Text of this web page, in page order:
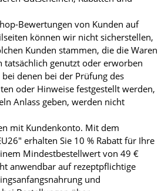
Bewertungen von Kunden auf
können wir nicht sicherstellen,
Kunden stammen, die die Waren
tatsächlich genutzt oder erworben
denen bei der Prüfung des
oder Hinweise festgestellt werden,
Anlass geben, werden nicht
mit Kundenkonto. Mit dem
erhalten Sie 10 % Rabatt für Ihre
Mindestbestellwert von 49 €
anwendbar auf rezeptpflichtige
und